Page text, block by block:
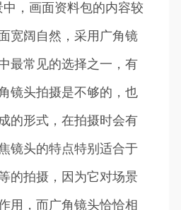
，画面资料包的内容较
宽阔自然，采用广角镜
最常见的选择之一，有
镜头拍摄是不够的，也
的形式，在拍摄时会有
镜头的特点特别适合于
的拍摄，因为它对场景
用，而广角镜头恰恰相